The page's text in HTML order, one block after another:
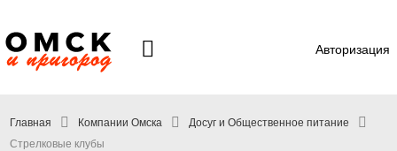
Авторизация
Главная Компании Омска
Досуг и Общественное питание
Стрелковые клубы